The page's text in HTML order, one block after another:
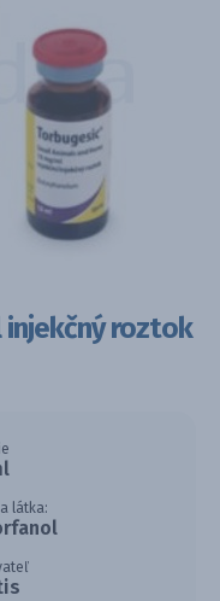
injekčný roztok
látka: